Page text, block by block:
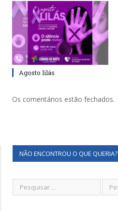
Agosto lilás
Os comentários estão fechados.
NÃO ENCONTROU O QUE QUERIA?